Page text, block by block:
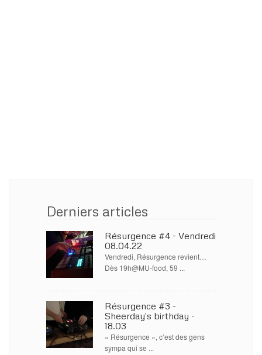
Derniers articles
Résurgence #4 - Vendredi
08.04.22
Vendredi, Résurgence revient…
Dès 19h@MU-food, 59 ...
Résurgence #3 -
Sheerday's birthday -
18.03
« Résurgence », c’est des gens
sympa qui se ...